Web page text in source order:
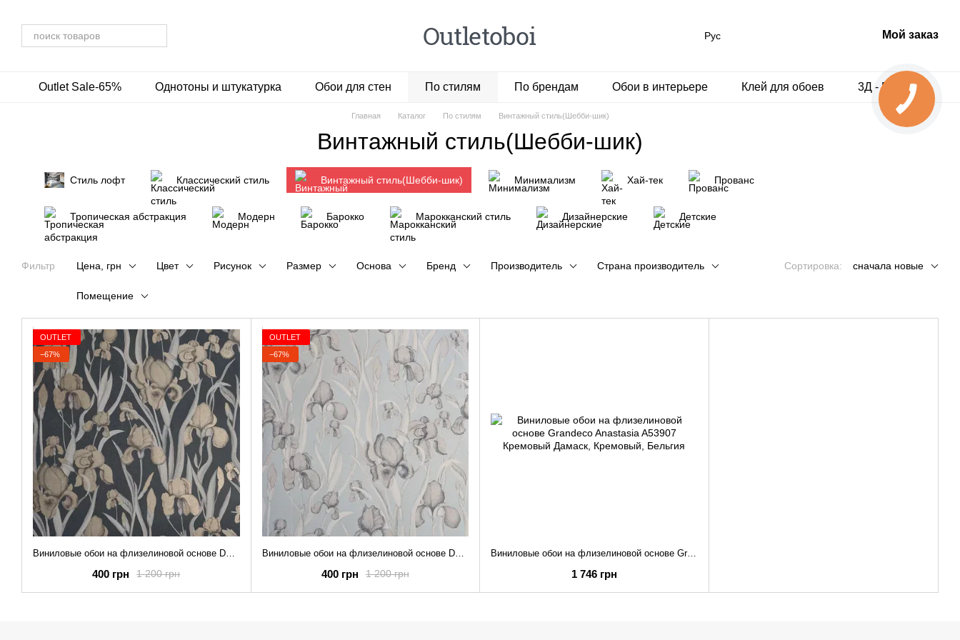
Рус Мой заказ
Outlet Sale-65% Однотоны и штукатурка Обои для стен По стилям По брендам Обои в интерьере Клей для обоев 3Д - Панели
Главная Каталог По стилям Винтажный стиль(Шебби-шик)
Винтажный стиль(Шебби-шик)
Стиль лофт Классический стиль Винтажный стиль(Шебби-шик) Минимализм Хай-тек Прованс
Тропическая абстракция Модерн Барокко Марокканский стиль Дизайнерские Детские
Фильтр Цена, грн Цвет Рисунок Размер Основа Бренд Производитель Страна производитель
Помещение
Сортировка: сначала новые
OUTLET
−67%
1 200 грн
400 грн
OUTLET
−67%
Виниловые обои на флизелиновой основе Decoprint Elisir EL21023 Голубой Цветы (53 см)
1 200 грн
400 грн
Виниловые обои на флизелиновой основе Grandeco Anastasia A53907 Кремовый Дамаск
1 746 грн